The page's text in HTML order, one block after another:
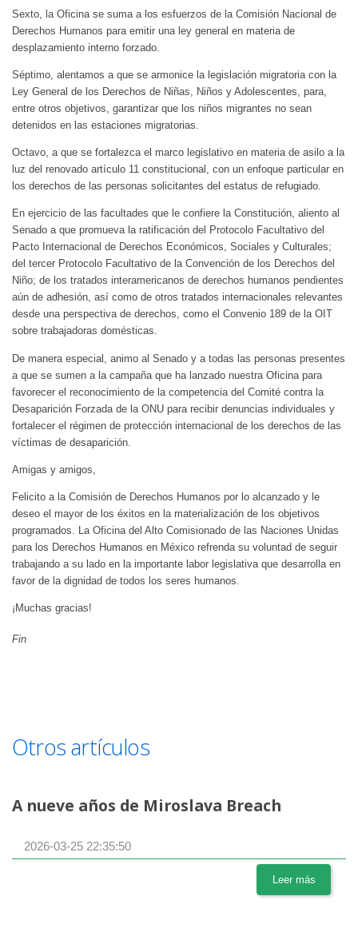
Sexto, la Oficina se suma a los esfuerzos de la Comisión Nacional de
Derechos Humanos para emitir una ley general en materia de
desplazamiento interno forzado.
Séptimo, alentamos a que se armonice la legislación migratoria con la
Ley General de los Derechos de Niñas, Niños y Adolescentes, para,
entre otros objetivos, garantizar que los niños migrantes no sean
detenidos en las estaciones migratorias.
Octavo, a que se fortalezca el marco legislativo en materia de asilo a la
luz del renovado artículo 11 constitucional, con un enfoque particular en
los derechos de las personas solicitantes del estatus de refugiado.
En ejercicio de las facultades que le confiere la Constitución, aliento al
Senado a que promueva la ratificación del Protocolo Facultativo del
Pacto Internacional de Derechos Económicos, Sociales y Culturales;
del tercer Protocolo Facultativo de la Convención de los Derechos del
Niño; de los tratados interamericanos de derechos humanos pendientes
aún de adhesión, así como de otros tratados internacionales relevantes
desde una perspectiva de derechos, como el Convenio 189 de la OIT
sobre trabajadoras domésticas.
De manera especial, animo al Senado y a todas las personas presentes
a que se sumen a la campaña que ha lanzado nuestra Oficina para
favorecer el reconocimiento de la competencia del Comité contra la
Desaparición Forzada de la ONU para recibir denuncias individuales y
fortalecer el régimen de protección internacional de los derechos de las
víctimas de desaparición.
Amigas y amigos,
Felicito a la Comisión de Derechos Humanos por lo alcanzado y le
deseo el mayor de los éxitos en la materialización de los objetivos
programados. La Oficina del Alto Comisionado de las Naciones Unidas
para los Derechos Humanos en México refrenda su voluntad de seguir
trabajando a su lado en la importante labor legislativa que desarrolla en
favor de la dignidad de todos los seres humanos.
¡Muchas gracias!
Fin
Otros artículos
A nueve años de Miroslava Breach
2026-03-25 22:35:50
Leer más